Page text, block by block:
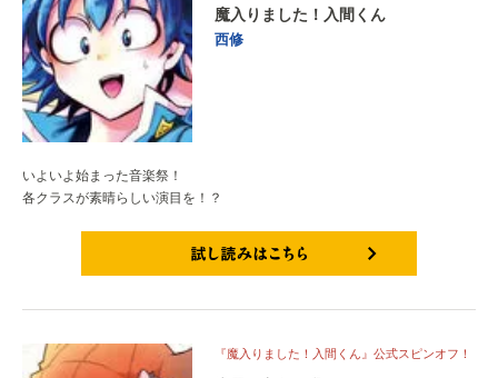
魔入りました！入間くん
西修
いよいよ始まった音楽祭！
各クラスが素晴らしい演目を！？
『魔入りました！入間くん』公式スピンオフ！